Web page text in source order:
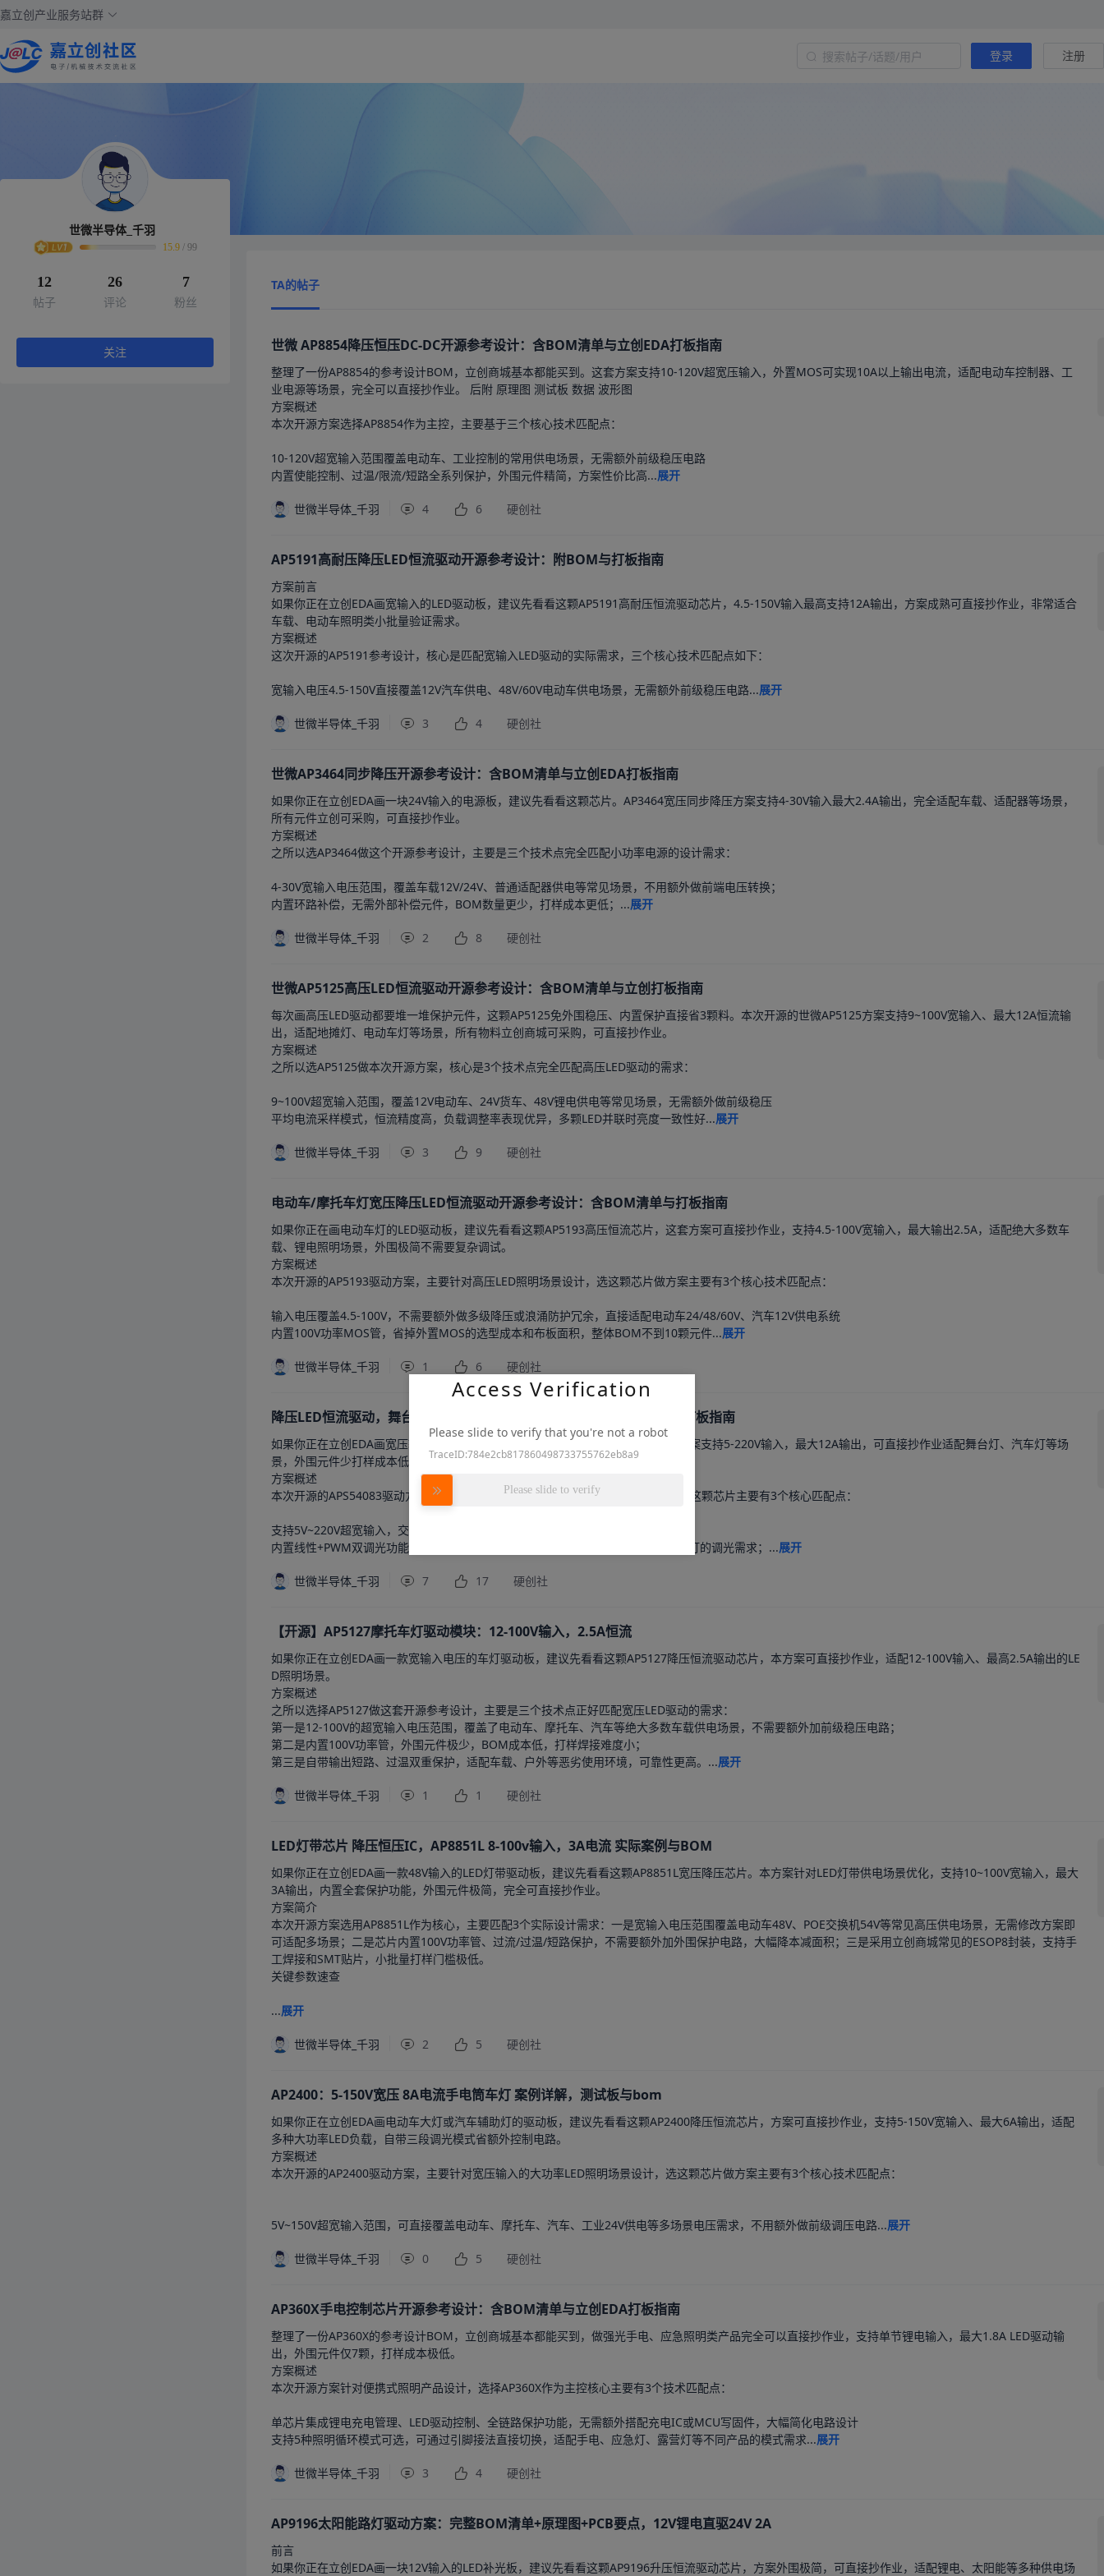
嘉立创产业服务站群
登录 注册
世微半导体_千羽
15.9 / 99
12
帖子
26
评论
7
粉丝
关注
TA的帖子
世微 AP8854降压恒压DC-DC开源参考设计：含BOM清单与立创EDA打板指南
整理了一份AP8854的参考设计BOM，立创商城基本都能买到。这套方案支持10-120V超宽压输入，外置MOS可实现10A以上输出电流，适配电动车控制器、工
业电源等场景，完全可以直接抄作业。 后附 原理图 测试板 数据 波形图
方案概述
本次开源方案选择AP8854作为主控，主要基于三个核心技术匹配点：
10-120V超宽输入范围覆盖电动车、工业控制的常用供电场景，无需额外前级稳压电路
内置使能控制、过温/限流/短路全系列保护，外围元件精简，方案性价比高...展开
世微半导体_千羽 4 6 硬创社
AP5191高耐压降压LED恒流驱动开源参考设计：附BOM与打板指南
方案前言
如果你正在立创EDA画宽输入的LED驱动板，建议先看看这颗AP5191高耐压恒流驱动芯片，4.5-150V输入最高支持12A输出，方案成熟可直接抄作业，非常适合
车载、电动车照明类小批量验证需求。
方案概述
这次开源的AP5191参考设计，核心是匹配宽输入LED驱动的实际需求，三个核心技术匹配点如下：
宽输入电压4.5-150V直接覆盖12V汽车供电、48V/60V电动车供电场景，无需额外前级稳压电路...展开
世微半导体_千羽 3 4 硬创社
世微AP3464同步降压开源参考设计：含BOM清单与立创EDA打板指南
如果你正在立创EDA画一块24V输入的电源板，建议先看看这颗芯片。AP3464宽压同步降压方案支持4-30V输入最大2.4A输出，完全适配车载、适配器等场景，
所有元件立创可采购，可直接抄作业。
方案概述
之所以选AP3464做这个开源参考设计，主要是三个技术点完全匹配小功率电源的设计需求：
4-30V宽输入电压范围，覆盖车载12V/24V、普通适配器供电等常见场景，不用额外做前端电压转换；
内置环路补偿，无需外部补偿元件，BOM数量更少，打样成本更低；...展开
世微半导体_千羽 2 8 硬创社
世微AP5125高压LED恒流驱动开源参考设计：含BOM清单与立创打板指南
每次画高压LED驱动都要堆一堆保护元件，这颗AP5125免外围稳压、内置保护直接省3颗料。本次开源的世微AP5125方案支持9~100V宽输入、最大12A恒流输
出，适配地摊灯、电动车灯等场景，所有物料立创商城可采购，可直接抄作业。
方案概述
之所以选AP5125做本次开源方案，核心是3个技术点完全匹配高压LED驱动的需求：
9~100V超宽输入范围，覆盖12V电动车、24V货车、48V锂电供电等常见场景，无需额外做前级稳压
平均电流采样模式，恒流精度高，负载调整率表现优异，多颗LED并联时亮度一致性好...展开
世微半导体_千羽 3 9 硬创社
电动车/摩托车灯宽压降压LED恒流驱动开源参考设计：含BOM清单与打板指南
如果你正在画电动车灯的LED驱动板，建议先看看这颗AP5193高压恒流芯片，这套方案可直接抄作业，支持4.5-100V宽输入，最大输出2.5A，适配绝大多数车
载、锂电照明场景，外围极简不需要复杂调试。
方案概述
本次开源的AP5193驱动方案，主要针对高压LED照明场景设计，选这颗芯片做方案主要有3个核心技术匹配点：
输入电压覆盖4.5-100V，不需要额外做多级降压或浪涌防护冗余，直接适配电动车24/48/60V、汽车12V供电系统
内置100V功率MOS管，省掉外置MOS的选型成本和布板面积，整体BOM不到10颗元件...展开
世微半导体_千羽 1 6 硬创社
降压LED恒流驱动，舞台灯驱动芯片开源参考设计：含BOM清单与立创打板指南
如果你正在立创EDA画宽压输入的LED驱动板，建议先看看这颗APS54083芯片，方案支持5-220V输入，最大12A输出，可直接抄作业适配舞台灯、汽车灯等场
景，外围元件少打样成本低。
方案概述
本次开源的APS54083驱动方案，专门针对宽压输入的大功率LED照明场景设计，选这颗芯片主要有3个核心匹配点：
支持5V~220V超宽输入，交直流输入都能适配，不用额外做前级调压电路；
内置线性+PWM双调光功能，调光深度小于0.4%，完全满足专业舞台灯、RGB氛围灯的调光需求；...展开
世微半导体_千羽 7 17 硬创社
【开源】AP5127摩托车灯驱动模块：12-100V输入，2.5A恒流
如果你正在立创EDA画一款宽输入电压的车灯驱动板，建议先看看这颗AP5127降压恒流驱动芯片，本方案可直接抄作业，适配12-100V输入、最高2.5A输出的LE
D照明场景。
方案概述
之所以选择AP5127做这套开源参考设计，主要是三个技术点正好匹配宽压LED驱动的需求：
第一是12-100V的超宽输入电压范围，覆盖了电动车、摩托车、汽车等绝大多数车载供电场景，不需要额外加前级稳压电路；
第二是内置100V功率管，外围元件极少，BOM成本低，打样焊接难度小；
第三是自带输出短路、过温双重保护，适配车载、户外等恶劣使用环境，可靠性更高。...展开
世微半导体_千羽 1 1 硬创社
LED灯带芯片 降压恒压IC，AP8851L 8-100v输入，3A电流 实际案例与BOM
如果你正在立创EDA画一款48V输入的LED灯带驱动板，建议先看看这颗AP8851L宽压降压芯片。本方案针对LED灯带供电场景优化，支持10~100V宽输入，最大
3A输出，内置全套保护功能，外围元件极简，完全可直接抄作业。
方案简介
本次开源方案选用AP8851L作为核心，主要匹配3个实际设计需求：一是宽输入电压范围覆盖电动车48V、POE交换机54V等常见高压供电场景，无需修改方案即
可适配多场景；二是芯片内置100V功率管、过流/过温/短路保护，不需要额外加外围保护电路，大幅降本减面积；三是采用立创商城常见的ESOP8封装，支持手
工焊接和SMT贴片，小批量打样门槛极低。
关键参数速查
...展开
世微半导体_千羽 2 5 硬创社
AP2400：5-150V宽压 8A电流手电筒车灯 案例详解，测试板与bom
如果你正在立创EDA画电动车大灯或汽车辅助灯的驱动板，建议先看看这颗AP2400降压恒流芯片，方案可直接抄作业，支持5-150V宽输入、最大6A输出，适配
多种大功率LED负载，自带三段调光模式省额外控制电路。
方案概述
本次开源的AP2400驱动方案，主要针对宽压输入的大功率LED照明场景设计，选这颗芯片做方案主要有3个核心技术匹配点：
5V~150V超宽输入范围，可直接覆盖电动车、摩托车、汽车、工业24V供电等多场景电压需求，不用额外做前级调压电路...展开
世微半导体_千羽 0 5 硬创社
AP360X手电控制芯片开源参考设计：含BOM清单与立创EDA打板指南
整理了一份AP360X的参考设计BOM，立创商城基本都能买到，做强光手电、应急照明类产品完全可以直接抄作业，支持单节锂电输入，最大1.8A LED驱动输
出，外围元件仅7颗，打样成本极低。
方案概述
本次开源方案针对便携式照明产品设计，选择AP360X作为主控核心主要有3个技术匹配点：
单芯片集成锂电充电管理、LED驱动控制、全链路保护功能，无需额外搭配充电IC或MCU写固件，大幅简化电路设计
支持5种照明循环模式可选，可通过引脚接法直接切换，适配手电、应急灯、露营灯等不同产品的模式需求...展开
世微半导体_千羽 3 4 硬创社
AP9196太阳能路灯驱动方案：完整BOM清单+原理图+PCB要点，12V锂电直驱24V 2A
前言
如果你正在立创EDA画一块12V输入的LED补光板，建议先看看这颗AP9196升压恒流驱动芯片，方案外围极简，可直接抄作业，适配锂电、太阳能等多种供电场
Access Verification
Please slide to verify that you're not a robot
TraceID:784e2cb817860498733755762eb8a9
Please slide to verify